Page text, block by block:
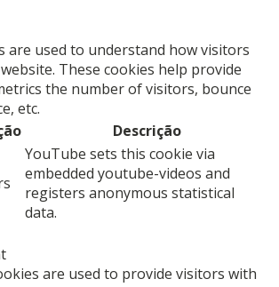
are used to understand how visitors
These cookies help provide
the number of visitors, bounce
etc.
Descrição
YouTube sets this cookie via
embedded youtube-videos and
registers anonymous statistical
data.
are used to provide visitors with